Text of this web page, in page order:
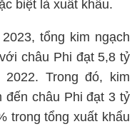
biệt là xuất khẩu.
tổng kim ngạch
châu Phi đạt 5,8 tỷ
Trong đó, kim
đến châu Phi đạt 3 tỷ
trong tổng xuất khẩu